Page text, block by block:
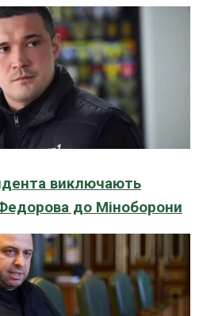
виключають
до Міноборони